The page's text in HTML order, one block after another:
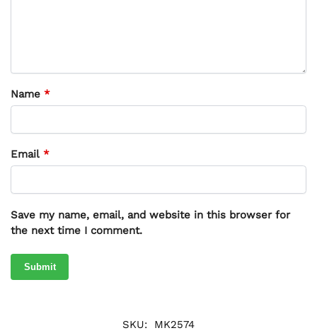
Name *
Email *
Save my name, email, and website in this browser for
the next time I comment.
SKU:
MK2574